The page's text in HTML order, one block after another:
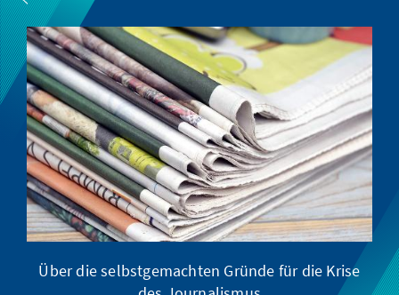
Über die selbstgemachten Gründe für die Krise